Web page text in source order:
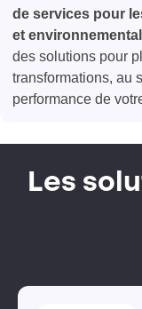
de services pour
et
des solutions pour
transformations, au
performance de
Les